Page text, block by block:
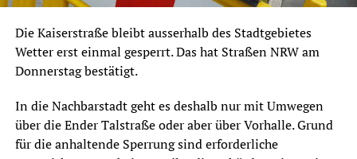
Die Kaiserstraße bleibt ausserhalb des Stadtgebietes
Wetter erst einmal gesperrt. Das hat Straßen NRW am
Donnerstag bestätigt.
In die Nachbarstadt geht es deshalb nur mit Umwegen
über die Ender Talstraße oder aber über Vorhalle. Grund
für die anhaltende Sperrung sind erforderliche